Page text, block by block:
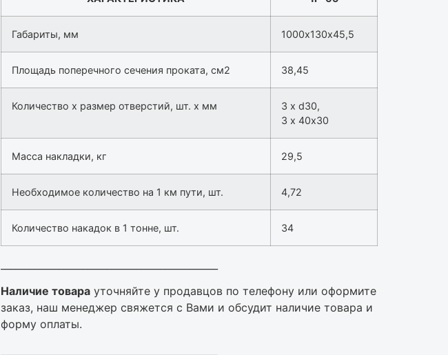
Габариты, мм 1000х130х45,5
Площадь поперечного сечения проката, см2 38,45
Количество х размер отверстий, шт. х мм
3 х d30,
3 х 40х30
Масса накладки, кг 29,5
Необходимое количество на 1 км пути, шт. 4,72
Количество накадок в 1 тонне, шт. 34
Наличие товарауточняйте у продавцов по телефону или оформите
заказ, наш менеджер свяжется с Вами и обсудит наличие товара и
форму оплаты.